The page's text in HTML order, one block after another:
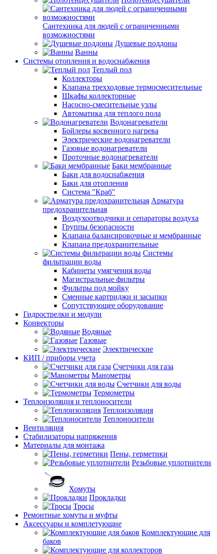
Сантехника для людей с ограниченными
возможностями
Душевые поддоны
Ванны
Системы отопления и водоснабжения
Теплый пол
Коллекторы
Клапана трехходовые термосмесительные
Шкафы коллекторные
Насосно-смесительные узлы
Автоматика для теплого пола
Водонагреватели
Бойлеры косвенного нагрева
Электрические водонагреватели
Газовые водонагреватели
Проточные водонагреватели
Баки мембранные
Баки для водоснабжения
Баки для отопления
Система "Краб"
Арматура
предохранительная
Воздухоотводчики и сепараторы воздуха
Группы безопасности
Клапана балансировочные и мембранные
Клапана предохранительные
Системы
фильтрации воды
Кабинеты умягчения воды
Магистральные фильтры
Фильтры под мойку
Сменные картриджи и засыпки
Сопутствующее оборудование
Гидрострелки и модули
Конвекторы
Водяные
Газовые
Электрические
КИП / приборы учета
Счетчики для газа
Манометры
Счетчики для воды
Термометры
Теплоизоляция и теплоносители
Теплоизоляция
Теплоносители
Вентиляция
Стабилизаторы напряжения
Материалы для монтажа
Пены, герметики
Резьбовые уплотнители
Хомуты
Прокладки
Тросы
Ремонтные хомуты и муфты
Аксессуары и комплетующие
Комплектующие для
баков